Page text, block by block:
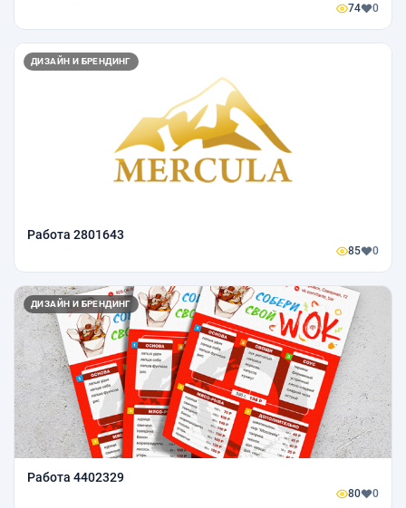
74 0
ДИЗАЙН И БРЕНДИНГ
Работа 2801643
85 0
ДИЗАЙН И БРЕНДИНГ
Работа 4402329
80 0